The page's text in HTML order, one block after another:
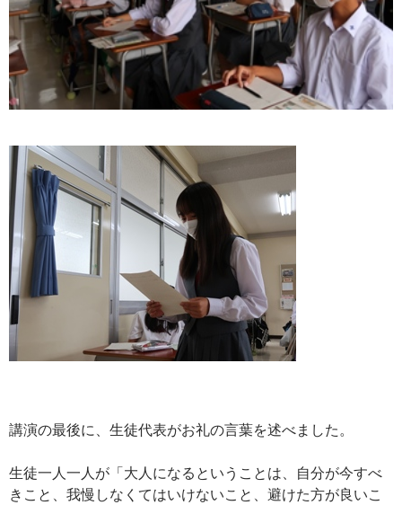
講演の最後に、生徒代表がお礼の言葉を述べました。
生徒一人一人が「大人になるということは、自分が今すべ
きこと、我慢しなくてはいけないこと、避けた方が良いこ